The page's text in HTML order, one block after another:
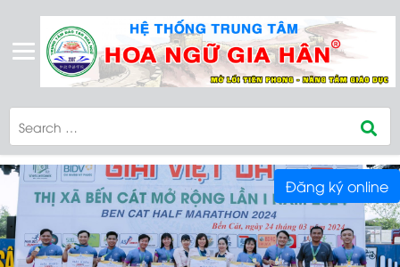
Đăng ký online